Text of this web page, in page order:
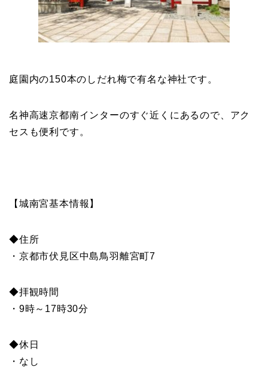
庭園内の150本のしだれ梅で有名な神社です。
名神高速京都南インターのすぐ近くにあるので、アク
セスも便利です。
【城南宮基本情報】
◆住所
・京都市伏見区中島鳥羽離宮町7
◆拝観時間
・9時～17時30分
◆休日
・なし